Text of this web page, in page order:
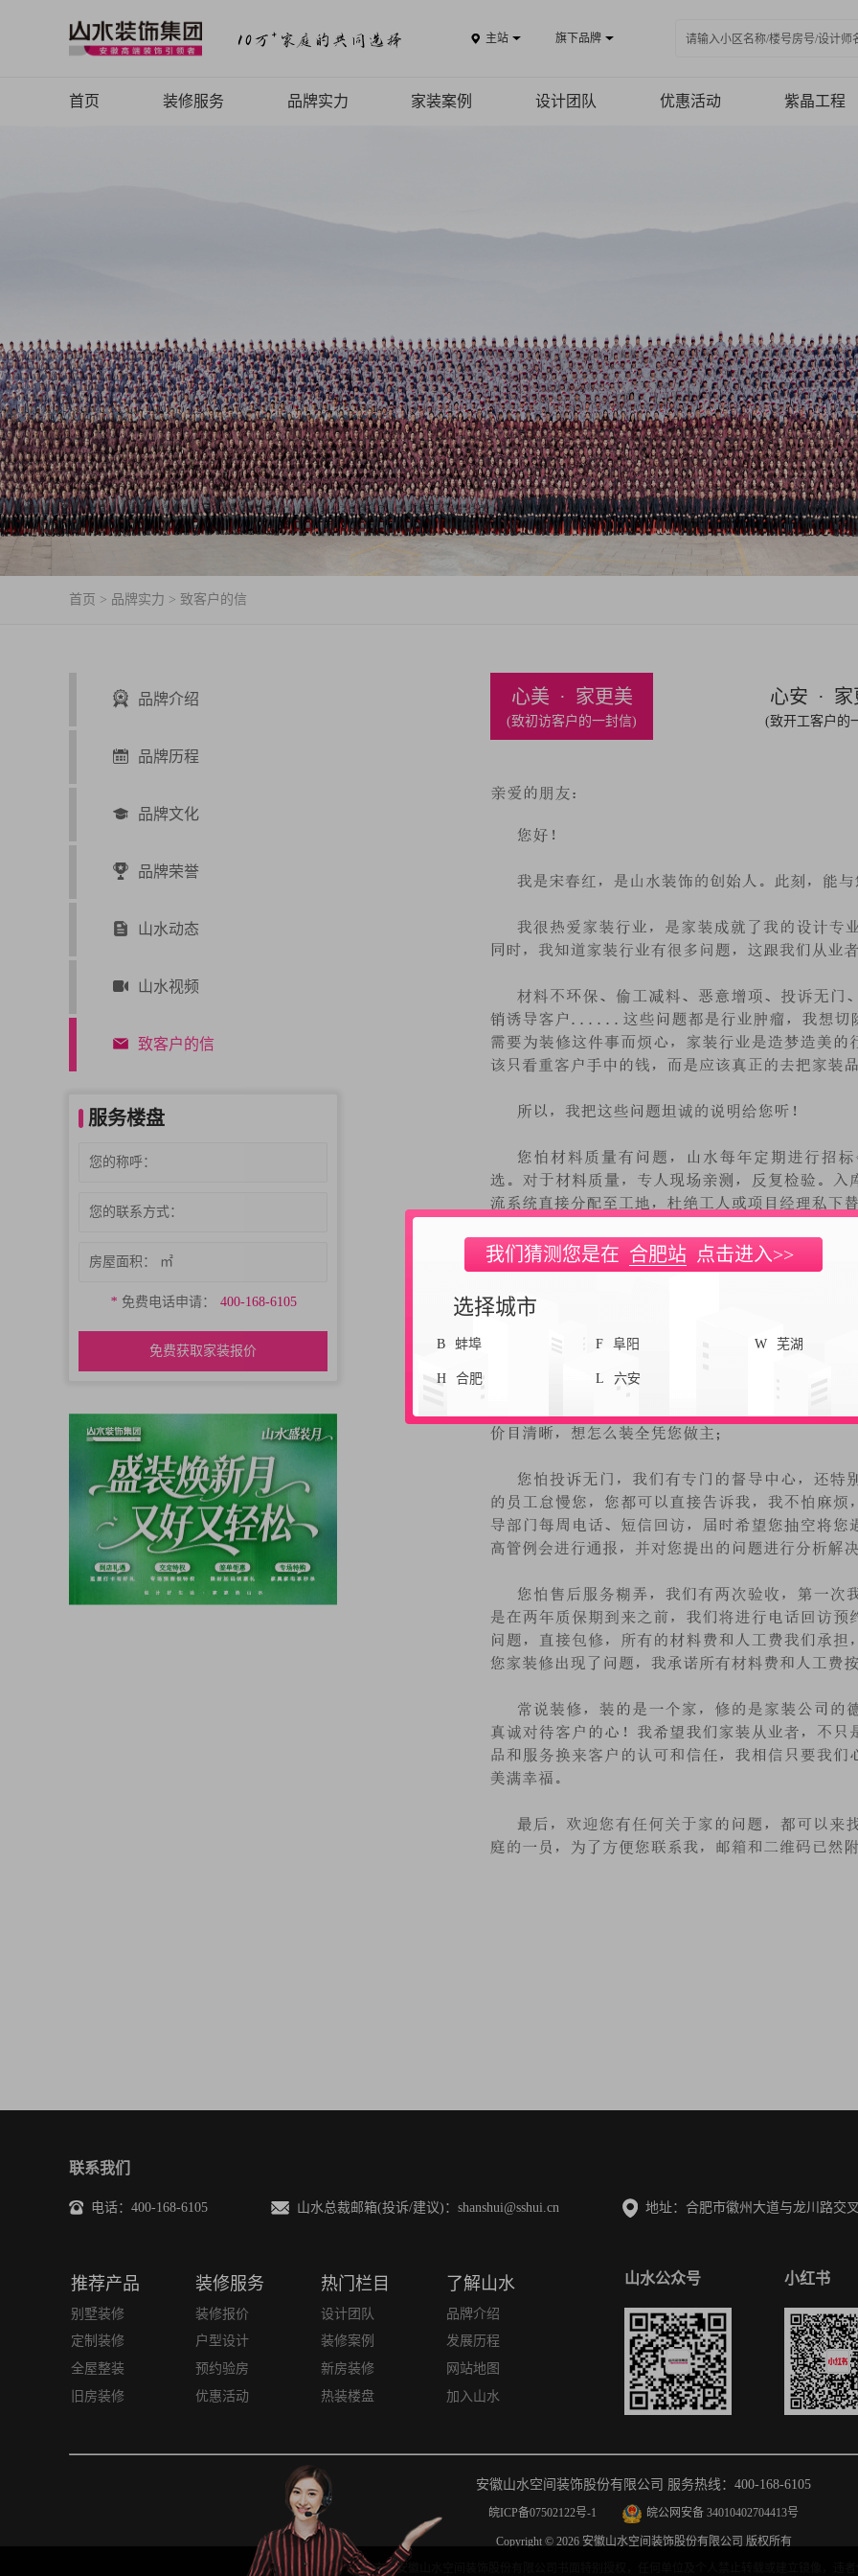
主站 旗下品牌
首页 装修服务 品牌实力
山水视频
致客户的信
家装案例
全景VR
设计团队 优惠活动 紫晶工程
首页 > 品牌实力 > 致客户的信
品牌介绍
品牌历程
品牌文化
品牌荣誉
山水动态
山水视频
致客户的信
服务楼盘
* 免费电话申请： 400-168-6105
免费获取家装报价
心美 · 家更美
(致初访客户的一封信)
心安 · 家
(致开工客户的
联系我们
电话：400-168-6105 山水总裁邮箱(投诉/建议)：shanshui@sshui.cn 地址：合肥市徽州大道与龙川路交
推荐产品 装修服务 热门栏目 了解山水
别墅装修 装修报价 设计团队
品牌介绍
定制装修
户型设计 装修案例
发展历程
全屋整装
预约验房 新房装修
网站地图
旧房装修
优惠活动 热装楼盘 加入山水
山水公众号 小红书
安徽山水空间装饰股份有限公司 服务热线：400-168-6105
皖ICP备07502122号-1 皖公网安备 34010402704413号
Copyright © 2026 安徽山水空间装饰股份有限公司 版权所有
未经安徽山水空间装饰股份有限公司书面特别授权，任何单位及个人禁止转载或建立镜像，违
我们猜测您是在 合肥站 点击进入>>
选择城市
B 蚌埠 F 阜阳 W 芜湖
H 合肥 L 六安